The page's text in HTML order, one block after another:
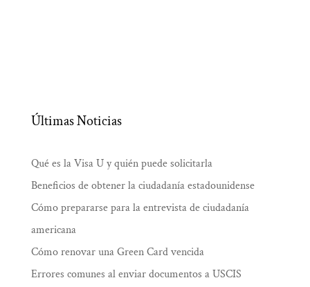
Últimas Noticias
Qué es la Visa U y quién puede solicitarla
Beneficios de obtener la ciudadanía estadounidense
Cómo prepararse para la entrevista de ciudadanía
americana
Cómo renovar una Green Card vencida
Errores comunes al enviar documentos a USCIS